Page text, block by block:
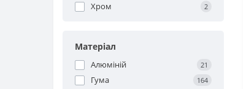
Хром 2
Матеріал
Алюміній 21
Гума 164